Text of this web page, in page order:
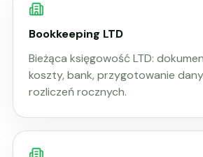
Bookkeeping LTD
Bieżąca księgowość LTD:
koszty, bank, przygotowanie
rozliczeń rocznych.